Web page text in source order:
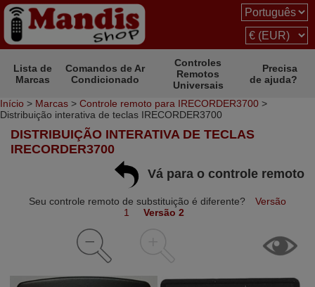
Lista de
Marcas
Comandos de Ar
Condicionado
Controles
Remotos
Universais
Precisa
de ajuda?
Início > Marcas > Controle remoto para IRECORDER3700 >
Distribuição interativa de teclas IRECORDER3700
DISTRIBUIÇÃO INTERATIVA DE TECLAS
IRECORDER3700
Vá para o controle remoto
Seu controle remoto de substituição é diferente?
Versão
1
Versão 2